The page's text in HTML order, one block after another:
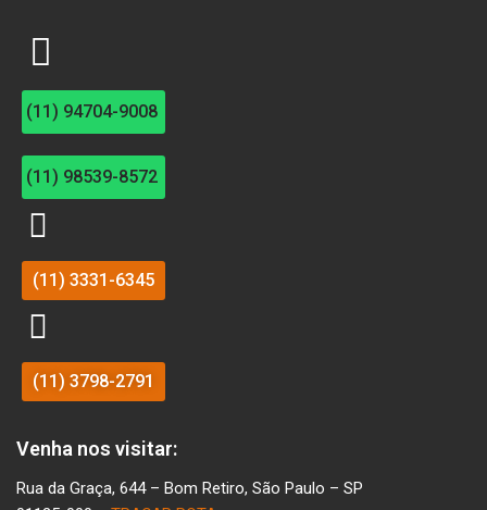
(11) 94704-9008
(11) 98539-8572
(11) 3331-6345
(11) 3798-2791
Venha nos visitar:
Rua da Graça, 644 – Bom Retiro, São Paulo – SP